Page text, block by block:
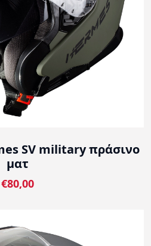
SV military πράσινο
ματ
€80,00